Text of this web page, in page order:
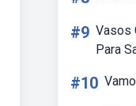
#9 Vasos
Para
#10